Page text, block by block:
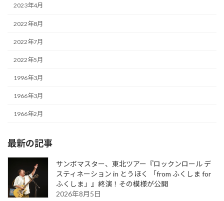
2023年4月
2022年8月
2022年7月
2022年5月
1996年3月
1966年3月
1966年2月
最新の記事
サンボマスター、東北ツアー『ロックンロール デ
スティネーション in とうほく 「from ふくしま for
ふくしま」』終演！その模様が公開
2026年8月5日